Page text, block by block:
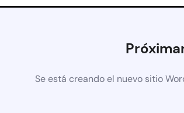
Se está creando el nuevo sitio